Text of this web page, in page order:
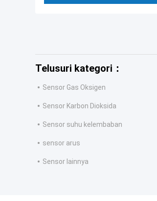
Telusuri kategori：
Sensor Gas Oksigen
Sensor Karbon Dioksida
Sensor suhu kelembaban
sensor arus
Sensor lainnya